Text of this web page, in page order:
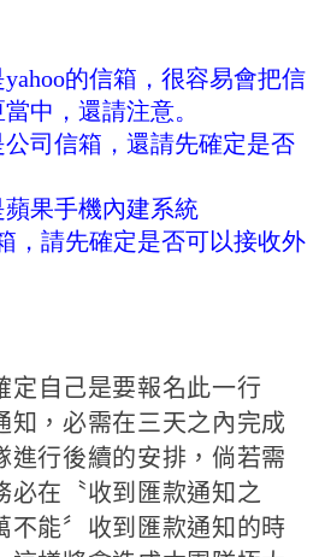
的信箱，很容易會把信
中，還請注意。
公司信箱，還請先確定是否
蘋果手機內建系統
，請先確定是否可以接收外
定自己是要報名此一行
知，必需在三天之內完成
進行後續的安排，倘若需
必在〝收到匯款通知之
不能〞收到匯款通知的時